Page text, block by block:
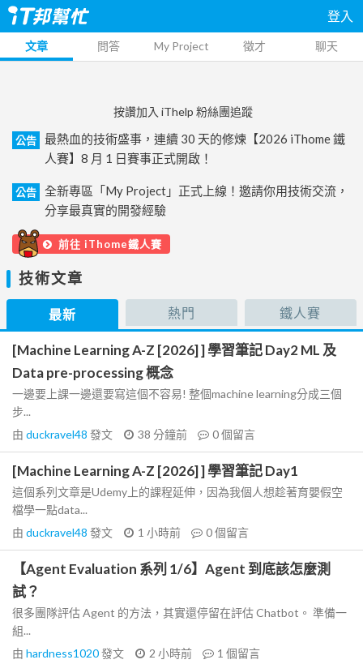
登入
文章 問答 My Project 徵才 聊天
按讚加入 iThelp 粉絲團追蹤
公告
最熱血的技術盛事，連續 30 天的修煉【2026 iThome 鐵
人賽】8 月 1 日賽事正式開啟！
公告
全新專區「My Project」正式上線！邀請你用技術交流，
分享最真實的開發經驗
前往 iThome鐵人賽
技術文章
最新 熱門 鐵人賽
[Machine Learning A-Z [2026] ] 學習筆記 Day2 ML 及
Data pre-processing 概念
一邊要上課一邊還要寫這個不容易! 整個machine learning分成三個
步...
由 duckravel48 發文 38 分鐘前 0個留言
[Machine Learning A-Z [2026] ] 學習筆記 Day1
這個系列文章是Udemy上的課程延伸，因為我個人想趁著育嬰假空
檔學一點data...
由 duckravel48 發文 1 小時前 0個留言
【Agent Evaluation 系列 1/6】Agent 到底該怎麼測
試？
很多團隊評估 Agent 的方法，其實還停留在評估 Chatbot。 準備一
組...
由 hardness1020發文 2 小時前 1 個留言